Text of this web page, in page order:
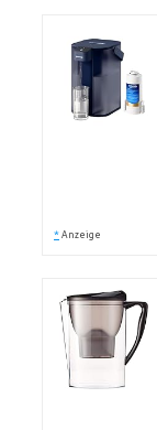
* Anzeige